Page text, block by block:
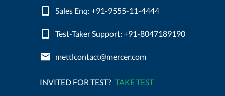
Sales Enq: +91-9555-11-4444
Test-Taker Support: +91-8047189190
mettlcontact@mercer.com
INVITED FOR TEST? TAKE TEST